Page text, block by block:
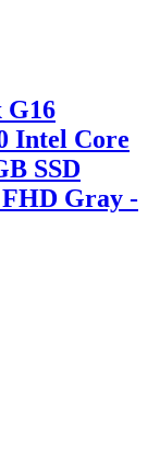
G16
Intel Core
SSD
FHD Gray -